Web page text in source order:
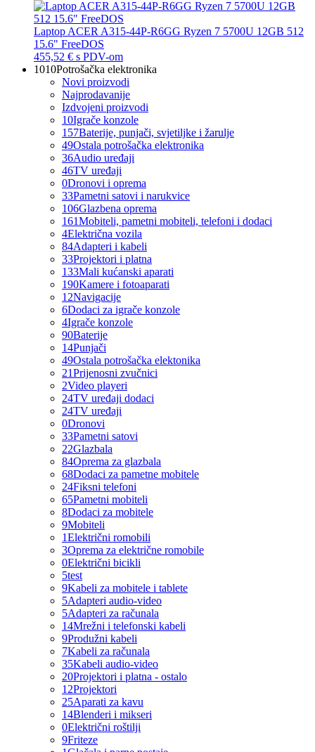
Laptop ACER A315-44P-R6GG Ryzen 7 5700U 12GB 512
15.6" FreeDOS
455,52 € s PDV-om
1010Potrošačka elektronika
Novi proizvodi
Najprodavanije
Izdvojeni proizvodi
10Igrače konzole
157Baterije, punjači, svjetiljke i žarulje
49Ostala potrošačka elektronika
36Audio uređaji
46TV uređaji
0Dronovi i oprema
33Pametni satovi i narukvice
106Glazbena oprema
161Mobiteli, pametni mobiteli, telefoni i dodaci
4Električna vozila
84Adapteri i kabeli
33Projektori i platna
133Mali kućanski aparati
190Kamere i fotoaparati
12Navigacije
6Dodaci za igrače konzole
4Igrače konzole
90Baterije
14Punjači
49Ostala potrošačka elektonika
21Prijenosni zvučnici
2Video playeri
24TV uređaji dodaci
24TV uređaji
0Dronovi
33Pametni satovi
22Glazbala
84Oprema za glazbala
68Dodaci za pametne mobitele
24Fiksni telefoni
65Pametni mobiteli
8Dodaci za mobitele
9Mobiteli
1Električni romobili
3Oprema za električne romobile
0Električni bicikli
5test
9Kabeli za mobitele i tablete
5Adapteri audio-video
5Adapteri za računala
14Mrežni i telefonski kabeli
9Produžni kabeli
7Kabeli za računala
35Kabeli audio-video
20Projektori i platna - ostalo
12Projektori
25Aparati za kavu
14Blenderi i mikseri
0Električni roštilji
9Friteze